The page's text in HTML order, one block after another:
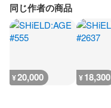
同じ作者の商品
¥20,000 ¥18,300